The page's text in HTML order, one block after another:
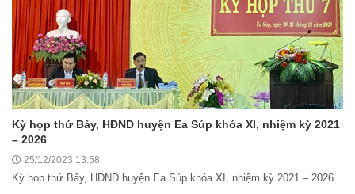
Kỳ họp thứ Bảy, HĐND huyện Ea Súp khóa XI, nhiệm kỳ 2021
– 2026
25/12/2023 13:58
Kỳ họp thứ Bảy, HĐND huyện Ea Súp khóa XI, nhiệm kỳ 2021 – 2026